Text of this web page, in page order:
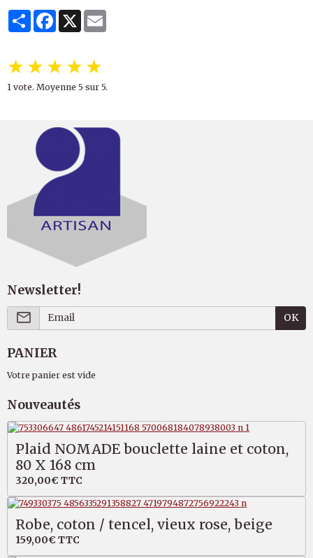
PartagerFacebook
X
★★★★★
1 vote. Moyenne 5 sur 5.
Newsletter!
OK
PANIER
Votre panier est vide
Nouveautés
Plaid NOMADE bouclette laine et coton,
80 X 168 cm
320,00€ TTC
Robe, coton / tencel, vieux rose, beige
159,00€ TTC